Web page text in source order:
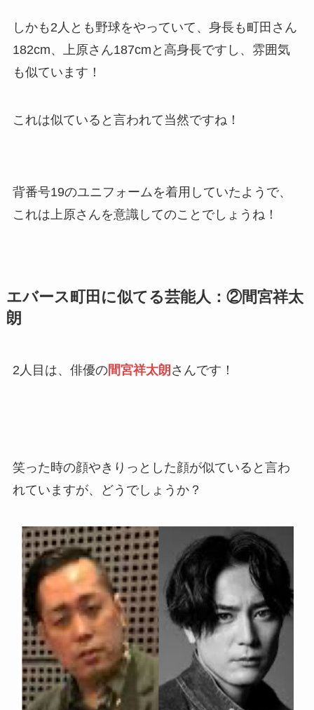
しかも2人とも野球をやっていて、身長も町田さん
182cm、上原さん187cmと高身長ですし、雰囲気
も似ています！
これは似ていると言われて当然ですね！
背番号19のユニフォームを着用していたようで、
これは上原さんを意識してのことでしょうね！
エバース町田に似てる芸能人：②間宮祥太
朗
2人目は、俳優の間宮祥太朗 さんです！
笑った時の顔やきりっとした顔が似ていると言わ
れていますが、どうでしょうか？